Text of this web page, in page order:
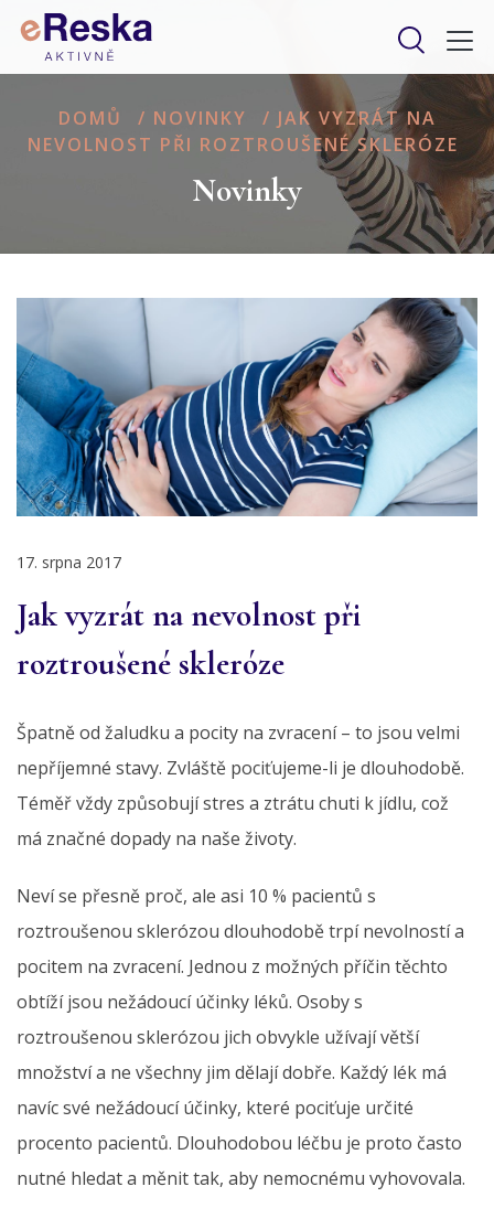
DOMŮ / NOVINKY / JAK VYZRÁT NA
NEVOLNOST PŘI ROZTROUŠENÉ SKLERÓZE
Novinky
17. srpna 2017
Jak vyzrát na nevolnost při
roztroušené skleróze
Špatně od žaludku a pocity na zvracení – to jsou velmi
nepříjemné stavy. Zvláště pociťujeme-li je dlouhodobě.
Téměř vždy způsobují stres a ztrátu chuti k jídlu, což
má značné dopady na naše životy.
Neví se přesně proč, ale asi 10 % pacientů s
roztroušenou sklerózou dlouhodobě trpí nevolností a
pocitem na zvracení. Jednou z možných příčin těchto
obtíží jsou nežádoucí účinky léků. Osoby s
roztroušenou sklerózou jich obvykle užívají větší
množství a ne všechny jim dělají dobře. Každý lék má
navíc své nežádoucí účinky, které pociťuje určité
procento pacientů. Dlouhodobou léčbu je proto často
nutné hledat a měnit tak, aby nemocnému vyhovovala.